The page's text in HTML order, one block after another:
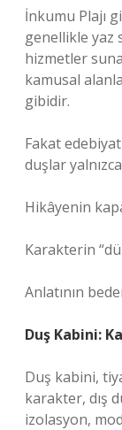
İnkumu Plajı
genellikle yaz
hizmetler
kamusal
gibidir.
Fakat
duşlar
Hikâyenin
Karakterin
Anlatının
Duş Kabini:
Duş kabini,
karakter, dış
izolasyon,